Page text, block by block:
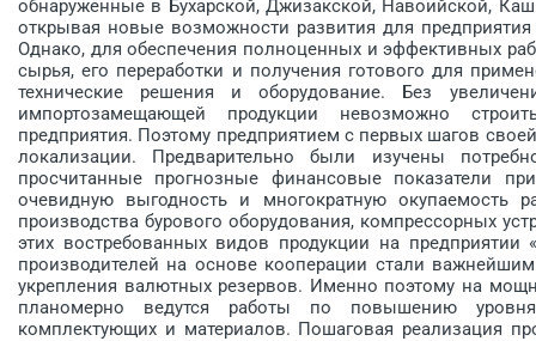
обнаруженные в Бухарской, Джизакской, Навоийской,
открывая новые возможности развития для
Однако, для обеспечения полноценных и эффективных
сырья, его переработки и получения готового для
технические решения и оборудование. Без
импортозамещающей продукции невозможно
предприятия. Поэтому предприятием с первых шагов
локализации. Предварительно были изучены
просчитанные прогнозные финансовые показатели
очевидную выгодность и многократную окупаемость
производства бурового оборудования, компрессорных
этих востребованных видов продукции на предприятии
производителей на основе кооперации стали
укрепления валютных резервов. Именно поэтому на
планомерно ведутся работы по повышению
комплектующих и материалов. Пошаговая реализация